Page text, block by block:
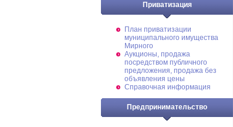
Приватизация
План приватизации
муниципального имущества
Мирного
Аукционы, продажа
посредством публичного
предложения, продажа без
объявления цены
Справочная информация
Предпринимательство